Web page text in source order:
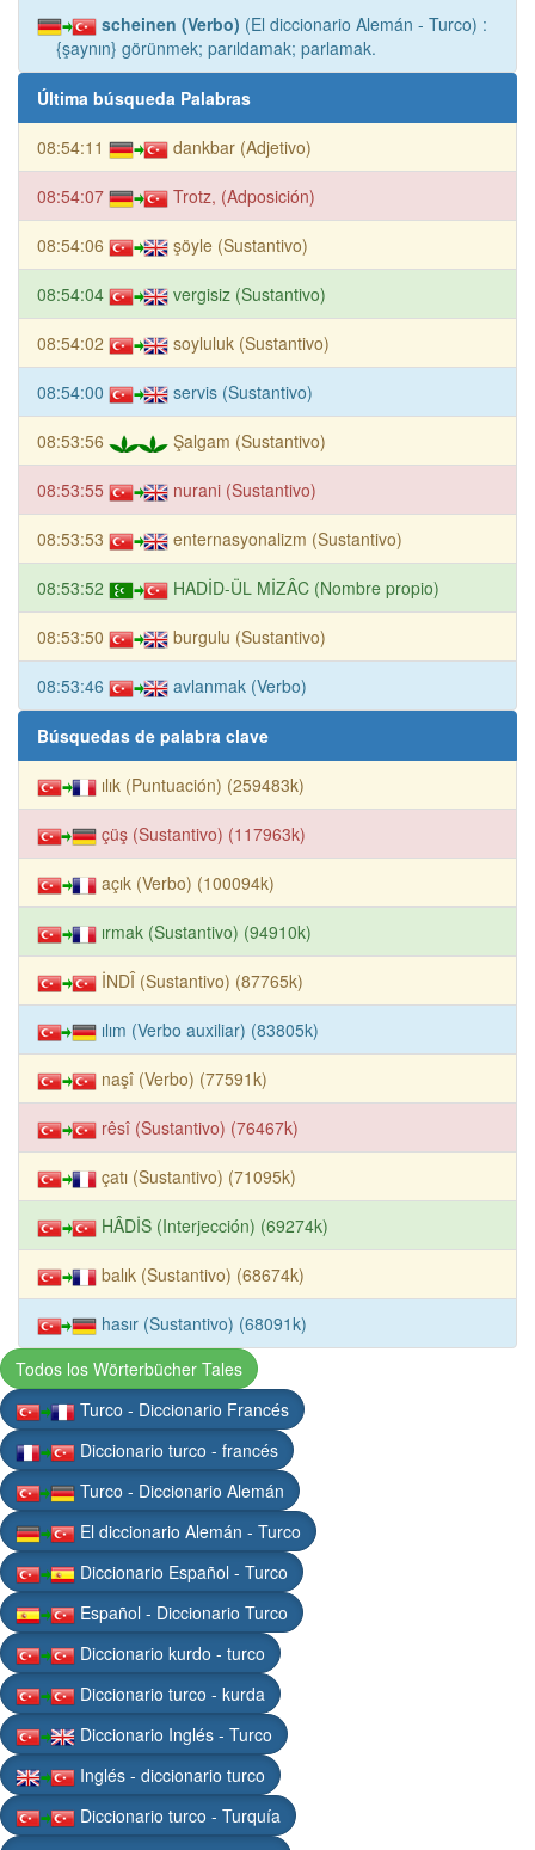
scheinen (Verbo) (El diccionario Alemán - Turco) :
{şaynın} görünmek; parıldamak; parlamak.
Última búsqueda Palabras
08:54:11 dankbar (Adjetivo)
08:54:07 Trotz, (Adposición)
08:54:06 şöyle (Sustantivo)
08:54:04 vergisiz (Sustantivo)
08:54:02 soyluluk (Sustantivo)
08:54:00 servis (Sustantivo)
08:53:56 Şalgam (Sustantivo)
08:53:55 nurani (Sustantivo)
08:53:53 enternasyonalizm (Sustantivo)
08:53:52 HADİD-ÜL MİZÂC (Nombre propio)
08:53:50 burgulu (Sustantivo)
08:53:46 avlanmak (Verbo)
Búsquedas de palabra clave
ılık (Puntuación) (259483k)
çüş (Sustantivo) (117963k)
açık (Verbo) (100094k)
ırmak (Sustantivo) (94910k)
İNDÎ (Sustantivo) (87765k)
ılım (Verbo auxiliar) (83805k)
naşî (Verbo) (77591k)
rêsî (Sustantivo) (76467k)
çatı (Sustantivo) (71095k)
HÂDİS (Interjección) (69274k)
balık (Sustantivo) (68674k)
hasır (Sustantivo) (68091k)
Todos los Wörterbücher Tales
Turco - Diccionario Francés
Diccionario turco - francés
Turco - Diccionario Alemán
El diccionario Alemán - Turco
Diccionario Español - Turco
Español - Diccionario Turco
Diccionario kurdo - turco
Diccionario turco - kurda
Diccionario Inglés - Turco
Inglés - diccionario turco
Diccionario turco - Turquía